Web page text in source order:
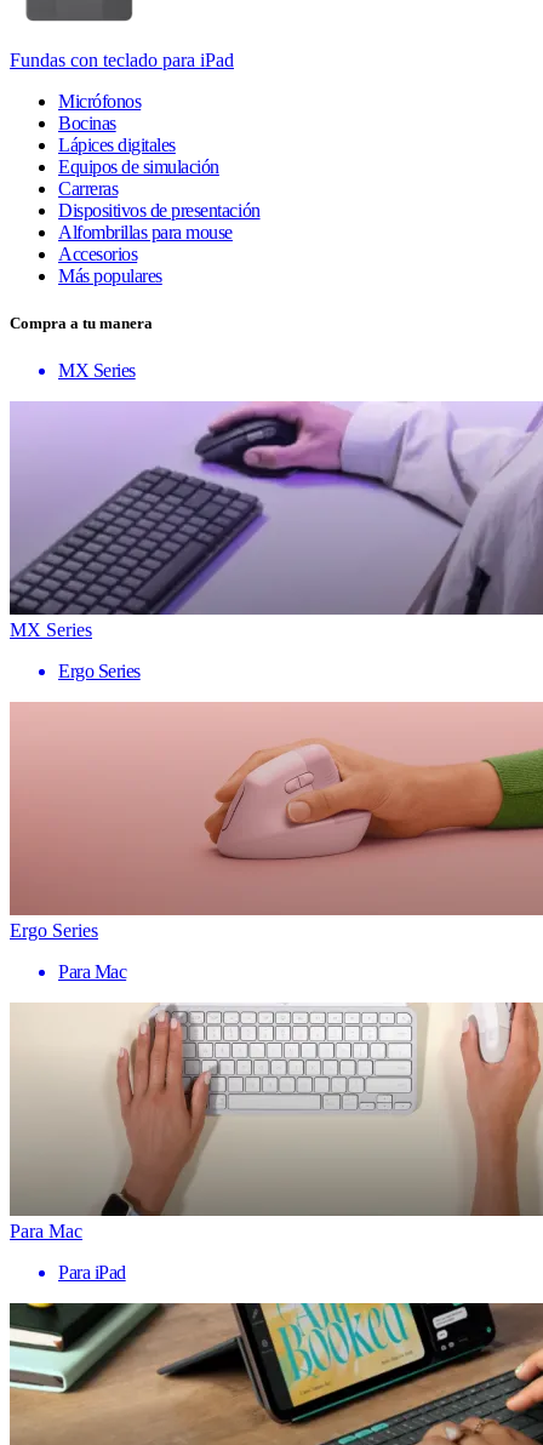
Fundas con teclado para iPad
Micrófonos
Bocinas
Lápices digitales
Equipos de simulación
Carreras
Dispositivos de presentación
Alfombrillas para mouse
Accesorios
Más populares
Compra a tu manera
MX Series
MX Series
Ergo Series
Ergo Series
Para Mac
Para Mac
Para iPad